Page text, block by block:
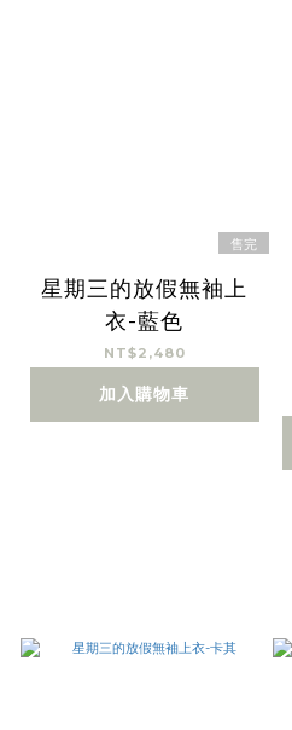
售完
星期三的放假無袖上
衣-藍色
NT$2,480
加入購物車